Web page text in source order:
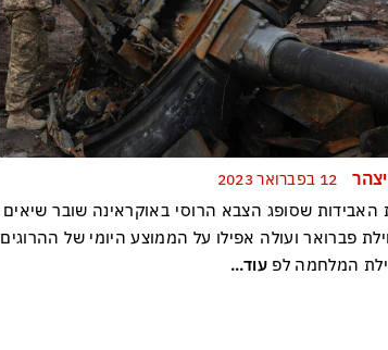
האבידות שסופג הצבא הרוסי באוקראינה שובר שיאים
פברואר ועולה אפילו על הממוצע היומי של ההרוגים
המלחמה לפעוד...